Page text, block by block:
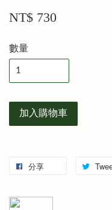
NT$ 730
數量
加入購物車
分享